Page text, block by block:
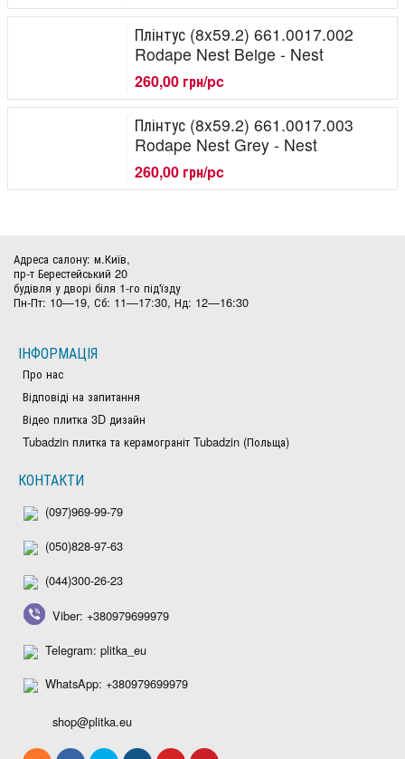
Плінтус (8x59.2) 661.0017.002
Rodape Nest Beige - Nest
260,00 грн/pc
Плінтус (8x59.2) 661.0017.003
Rodape Nest Grey - Nest
260,00 грн/pc
Адреса салону: м.Київ,
пр-т Берестейський 20
будівля у дворі біля 1-го під'їзду
Пн-Пт: 10—19, Сб: 11—17:30, Нд: 12—16:30
ІНФОРМАЦІЯ
Про нас
Відповіді на запитання
Відео плитка 3D дизайн
Tubadzin плитка та керамограніт Tubadzin (Польща)
КОНТАКТИ
(097)969-99-79
(050)828-97-63
(044)300-26-23
Viber: +380979699979
Telegram: plitka_eu
WhatsApp: +380979699979
shop@plitka.eu